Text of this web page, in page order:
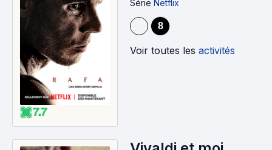
7.7
Série Netflix
8
Voir toutes les activités